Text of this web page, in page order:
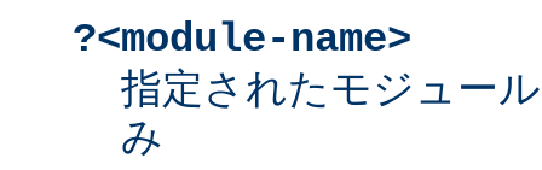
?<module-name>
指定されたモジュー
み